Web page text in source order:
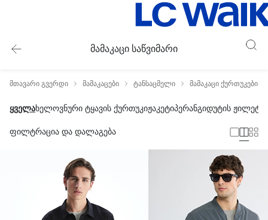
მამაკაცი საწვიმარი
მთავარი გვერდი მამაკაცები ტანსაცმელი მამაკაცი ქურთუკები
ყველახელოვნური ტყავის ქურთუკიჟაკეტიპერანგიდუტის ჟილეტი
ფილტრაცია და დალაგება